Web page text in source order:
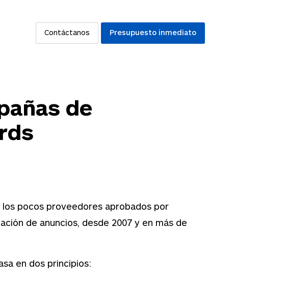
Contáctanos Presupuesto inmediato
de
pocos proveedores aprobados por
de anuncios, desde 2007 y en más de
en dos principios: